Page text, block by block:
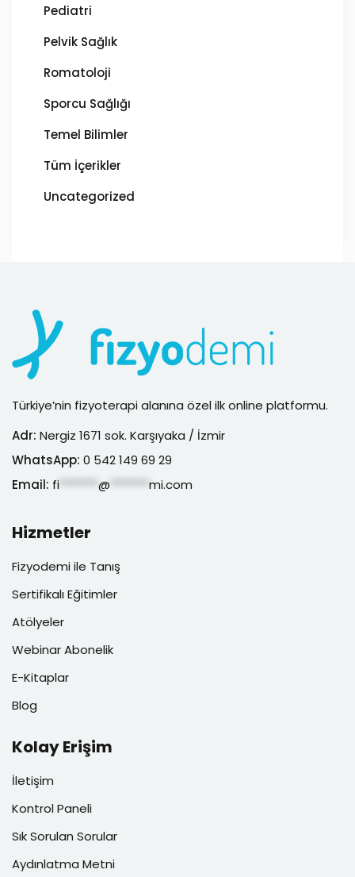
Pediatri
Pelvik Sağlık
Romatoloji
Sporcu Sağlığı
Temel Bilimler
Tüm İçerikler
Uncategorized
Türkiye’nin fizyoterapi alanına özel ilk online platformu.
Adr: Nergiz 1671 sok. Karşıyaka / İzmir
WhatsApp: 0 542 149 69 29
Email: fi @ mi.com
Hizmetler
Fizyodemi ile Tanış
Sertifikalı Eğitimler
Atölyeler
Webinar Abonelik
E-Kitaplar
Blog
Kolay Erişim
İletişim
Kontrol Paneli
Sık Sorulan Sorular
Aydınlatma Metni